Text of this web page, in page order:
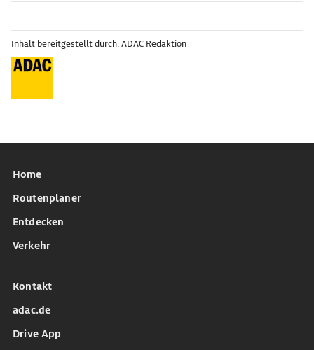
Inhalt bereitgestellt durch: ADAC Redaktion
Home
Routenplaner
Entdecken
Verkehr
Kontakt
adac.de
Drive App